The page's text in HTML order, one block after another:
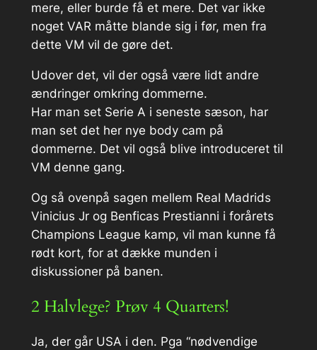
mere, eller burde få et mere. Det var ikke
noget VAR måtte blande sig i før, men fra
dette VM vil de gøre det.
Udover det, vil der også være lidt andre
ændringer omkring dommerne.
Har man set Serie A i seneste sæson, har
man set det her nye body cam på
dommerne. Det vil også blive introduceret til
VM denne gang.
Og så ovenpå sagen mellem Real Madrids
Vinicius Jr og Benficas Prestianni i forårets
Champions League kamp, vil man kunne få
rødt kort, for at dække munden i
diskussioner på banen.
2 Halvlege? Prøv 4 Quarters!
Ja, der går USA i den. Pga “nødvendige